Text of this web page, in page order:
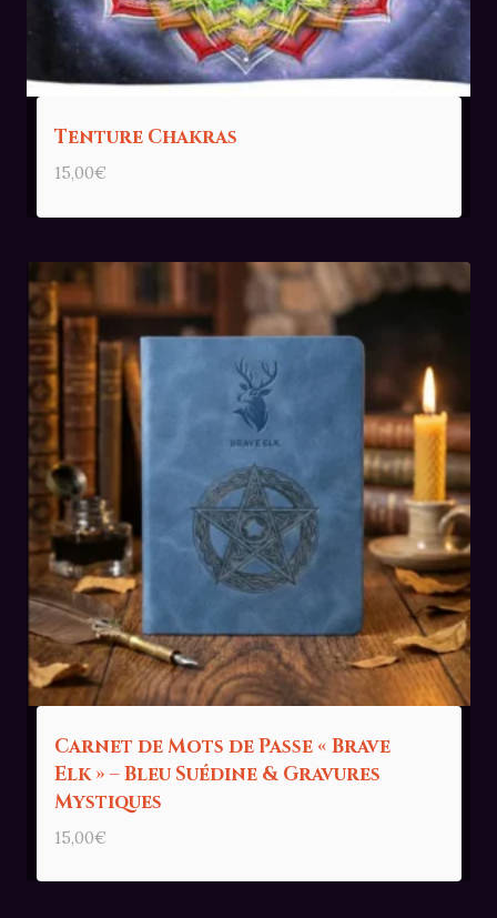
Tenture Chakras
15,00€
Carnet de Mots de Passe « Brave
Elk » – Bleu Suédine & Gravures
Mystiques
15,00€